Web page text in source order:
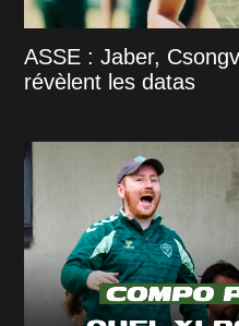
ASSE : Jaber,
révèlent les datas